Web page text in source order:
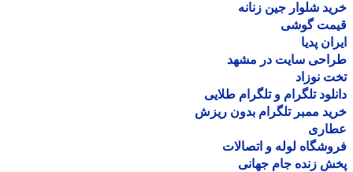
شلوار جین زنانه
گوشی
پدیا
سایت در مشهد
نوزاد
تلگرام و تلگرام طلایی
ممبر تلگرام بدون ریزش
لوله و اتصالات
زنده جام جهانی